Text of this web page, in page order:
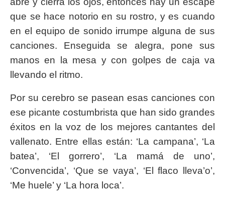
que se hace notorio en su rostro, y es cuando
en el equipo de sonido irrumpe alguna de sus
canciones. Enseguida se alegra, pone sus
manos en la mesa y con golpes de caja va
llevando el ritmo.
Por su cerebro se pasean esas canciones con
ese picante costumbrista que han sido grandes
éxitos en la voz de los mejores cantantes del
vallenato. Entre ellas están: ‘La campana’, ‘La
batea’, ‘El gorrero’, ‘La mamá de uno’,
‘Convencida’, ‘Que se vaya’, ‘El flaco lleva’o’,
‘Me huele’ y ‘La hora loca’.